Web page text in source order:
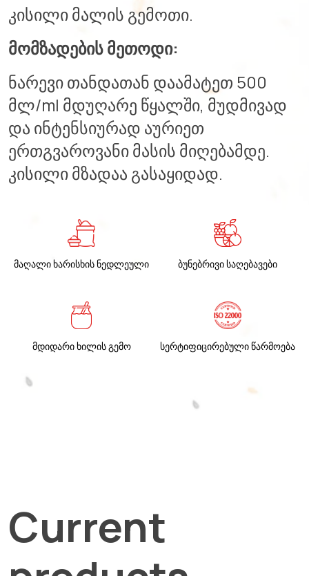
კისილი მალის გემოთი.
მომზადების მეთოდი:
ნარევი თანდათან დაამატეთ 500
მლ/ml მდუღარე წყალში, მუდმივად
და ინტენსიურად აურიეთ
ერთგვაროვანი მასის მიღებამდე.
კისილი მზადაა გასაყიდად.
მაღალი ხარისხის ნედლეული ბუნებრივი საღებავები
მდიდარი ხილის გემო სერტიფიცირებული წარმოება
Current